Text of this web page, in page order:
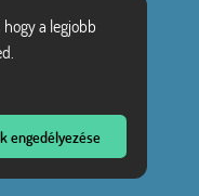
a legjobb
engedélyezése